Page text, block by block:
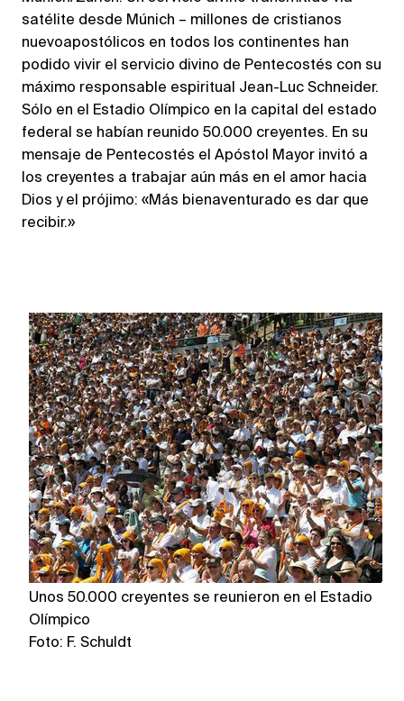
satélite desde Múnich – millones de cristianos
nuevoapostólicos en todos los continentes han
podido vivir el servicio divino de Pentecostés con su
máximo responsable espiritual Jean-Luc Schneider.
Sólo en el Estadio Olímpico en la capital del estado
federal se habían reunido 50.000 creyentes. En su
mensaje de Pentecostés el Apóstol Mayor invitó a
los creyentes a trabajar aún más en el amor hacia
Dios y el prójimo: «Más bienaventurado es dar que
recibir.»
Unos 50.000 creyentes se reunieron en el Estadio
Olímpico
Foto: F. Schuldt